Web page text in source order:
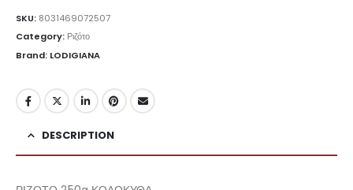
SKU: 8031469072507
Category: Ριζότο
Brand: LODIGIANA
DESCRIPTION